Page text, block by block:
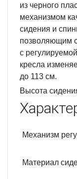
из черного
механизмом
сидения и
позволяющим
с
кресла
до 113 см.
Высота
Механизм
Материал